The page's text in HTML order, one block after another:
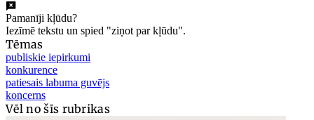
Pamanīji kļūdu?
Iezīmē tekstu un spied "ziņot par kļūdu".
Tēmas
publiskie iepirkumi
konkurence
patiesais labuma guvējs
koncerns
Vēl no šīs rubrikas